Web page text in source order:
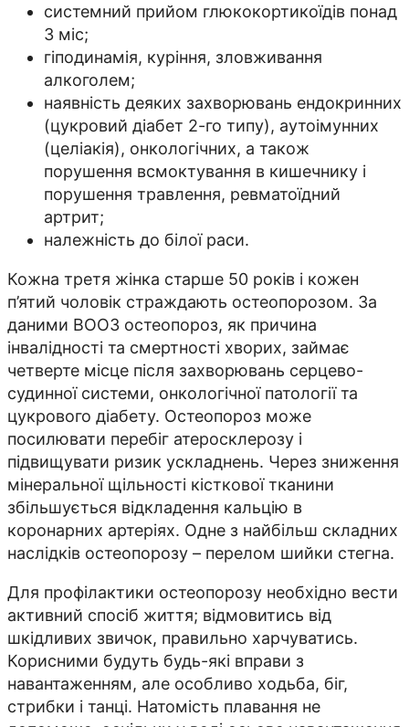
системний прийом глюкокортикоїдів понад
3 міс;
гіподинамія, куріння, зловживання
алкоголем;
наявність деяких захворювань ендокринних
(цукровий діабет 2-го типу), аутоімунних
(целіакія), онкологічних, а також
порушення всмоктування в кишечнику і
порушення травлення, ревматоїдний
артрит;
належність до білої раси.
Кожна третя жінка старше 50 років і кожен
п’ятий чоловік страждають остеопорозом. За
даними ВООЗ остеопороз, як причина
інвалідності та смертності хворих, займає
четверте місце після захворювань серцево-
судинної системи, онкологічної патології та
цукрового діабету. Остеопороз може
посилювати перебіг атеросклерозу і
підвищувати ризик ускладнень. Через зниження
мінеральної щільності кісткової тканини
збільшується відкладення кальцію в
коронарних артеріях. Одне з найбільш складних
наслідків остеопорозу – перелом шийки стегна.
Для профілактики остеопорозу необхідно вести
активний спосіб життя; відмовитись від
шкідливих звичок, правильно харчуватись.
Корисними будуть будь-які вправи з
навантаженням, але особливо ходьба, біг,
стрибки і танці. Натомість плавання не